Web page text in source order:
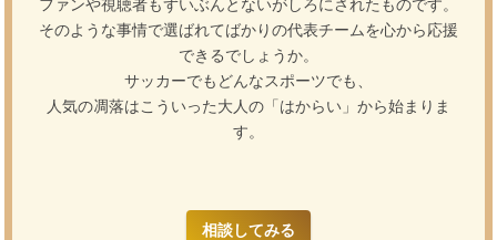
ファンや視聴者もずいぶんとないがしろにされたものです。
そのような事情で選ばれてばかりの代表チームを心から応援
できるでしょうか。
サッカーでもどんなスポーツでも、
人気の凋落はこういった大人の「はからい」から始まりま
す。
相談してみる